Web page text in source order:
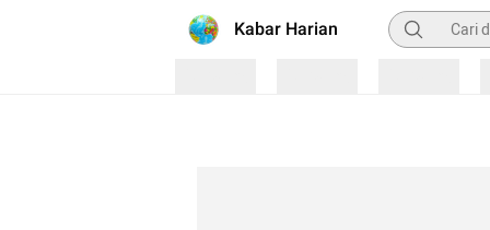
Kabar Harian Pencarian